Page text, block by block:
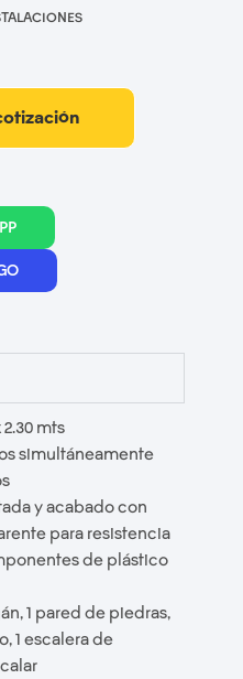
2.30 mts
simultáneamente
y acabado con
para resistencia
de plástico
1 pared de piedras,
1 escalera de